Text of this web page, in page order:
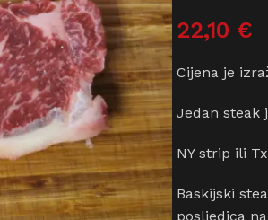
22,10 €
Cijena je
Jedan steak
NY strip ili
Baskijski
posljedica